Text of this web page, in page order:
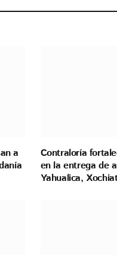
a
Contraloría
en la entrega de
Yahualica,